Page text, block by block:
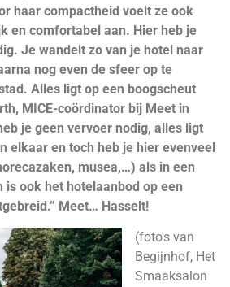
haar compactheid voelt ze ook
en comfortabel aan. Hier heb je
Je wandelt zo van je hotel naar
nog even de sfeer op te
Alles ligt op een boogscheut
MICE-coördinator bij Meet in
je geen vervoer nodig, alles ligt
elkaar en toch heb je hier evenveel
musea,…) als in een
is ook het hotelaanbod op een
Meet… Hasselt!
(foto's van
Begijnhof, Het
Smaaksalon